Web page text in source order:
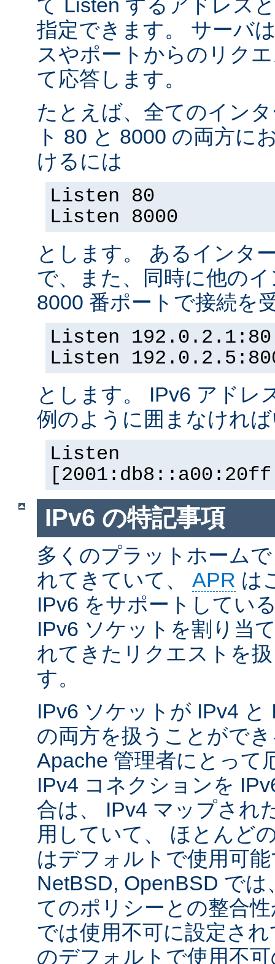
て Listen するアドレス
指定できます。 サーバ
スやポートからのリク
て応答します。
たとえば、全てのイン
ト 80 と 8000 の両方に
けるには
Listen 80
Listen 8000
とします。 あるインタ
で、また、同時に他の
8000 番ポートで接続を
Listen 192.0.2.1:80
Listen
とします。 IPv6 アドレ
例のように囲まなけれ
Listen
IPv6 の特記事項
多くのプラットホーム
れてきていて、 APR は
IPv6 をサポートしてい
IPv6 ソケットを割り当
れてきたリクエストを
す。
IPv6 ソケットが IPv4
の両方を扱うことがで
Apache 管理者にとって
IPv4 コネクションを
合は、 IPv4 マップされ
用していて、 ほとんど
はデフォルトで使用可
NetBSD, OpenBSD で
てのポリシーとの整合
では使用不可に設定さ
のデフォルトで使用不